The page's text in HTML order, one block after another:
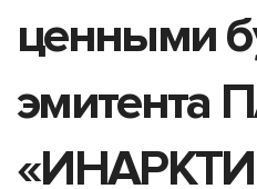
ценными
эмитента